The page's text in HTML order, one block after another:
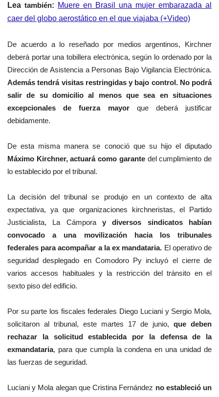
Lea también: Muere en Brasil una mujer embarazada al
caer del globo aerostático en el que viajaba (+Video)
De acuerdo a lo reseñado por medios argentinos, Kirchner
deberá portar una tobillera electrónica, según lo ordenado por la
Dirección de Asistencia a Personas Bajo Vigilancia Electrónica.
Además tendrá visitas restringidas y bajo control. No podrá
salir de su domicilio al menos que sea en situaciones
excepcionales de fuerza mayorque deberá justificar
debidamente.
De esta misma manera se conoció que su hijo el diputado
Máximo Kirchner, actuará como garante del cumplimiento de
lo establecido por el tribunal.
La decisión del tribunal se produjo en un contexto de alta
expectativa, ya que organizaciones kirchneristas, el Partido
Justicialista, La Cámpora y diversos sindicatos habían
convocado a una movilización hacia los tribunales
federales para acompañar a la ex mandataria. El operativo de
seguridad desplegado en Comodoro Py incluyó el cierre de
varios accesos habituales y la restricción del tránsito en el
sexto piso del edificio.
Por su parte los fiscales federales Diego Luciani y Sergio Mola,
solicitaron al tribunal, este martes 17 de junio, que deben
rechazar la solicitud establecida por la defensa de la
exmandataria, para que cumpla la condena en una unidad de
las fuerzas de seguridad.
Luciani y Mola alegan que Cristina Fernández no estableció un